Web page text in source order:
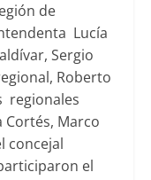
de
Lucía
Sergio
Roberto
regionales
Cortés, Marco
concejal
el